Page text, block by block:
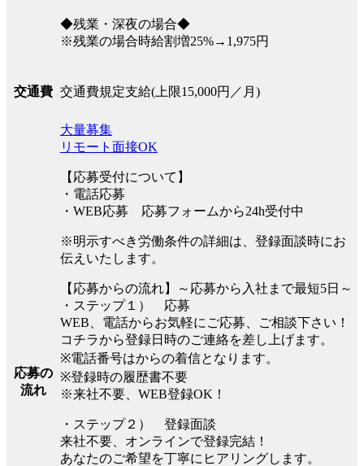
◆残業・深夜の場合◆
※残業の場合時給割増25%→1,975円
交通費 交通費規定支給(上限15,000円／月)
応募の
流れ
大量募集
リモート面接OK
【応募受付について】
・電話応募
・WEB応募 応募フォームから24h受付中
※明示すべき労働条件の詳細は、登録面談時にお
伝えいたします。
【応募からの流れ】～応募から入社まで最短5日～
・ステップ１） 応募
WEB、電話からお気軽にご応募、ご相談下さい！
コチラから登録日時のご連絡を差し上げます。
※電話番号はからの着信となります。
※登録時の履歴書不要
※来社不要、WEB登録OK！
・ステップ２） 登録面談
来社不要、オンラインで登録完結！
あなたのご希望を丁寧にヒアリングします。